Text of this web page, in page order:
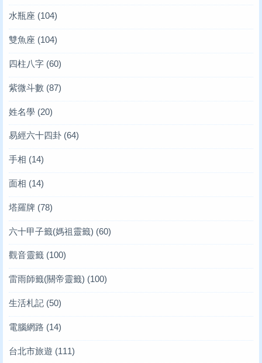
水瓶座 (104)
雙魚座 (104)
四柱八字 (60)
紫微斗數 (87)
姓名學 (20)
易經六十四卦 (64)
手相 (14)
面相 (14)
塔羅牌 (78)
六十甲子籤(媽祖靈籤) (60)
觀音靈籤 (100)
雷雨師籤(關帝靈籤) (100)
生活札記 (50)
電腦網路 (14)
台北市旅遊 (111)